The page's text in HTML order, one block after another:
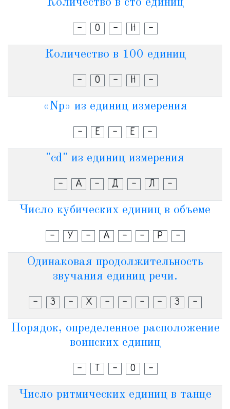
Количество в сто единиц
- О - Н -
Количество в 100 единиц
- О - Н -
«Np» из единиц измерения
- Е - Е -
"cd" из единиц измерения
- А - Д - Л -
Число кубических единиц в объеме
- У - А - - Р -
Одинаковая продолжительность
звучания единиц речи.
- З - Х - - - - З -
Порядок, определенное расположение
воинских единиц
- Т - О -
Число ритмических единиц в танце